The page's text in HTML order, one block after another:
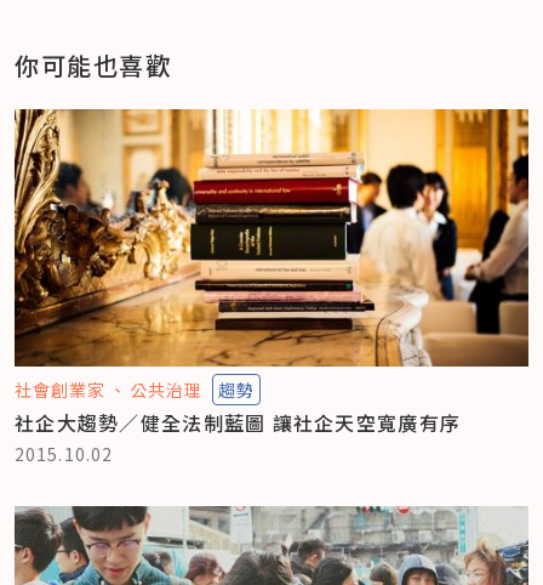
你可能也喜歡
社會創業家 公共治理 趨勢
社企大趨勢／健全法制藍圖 讓社企天空寬廣有序
2015.10.02